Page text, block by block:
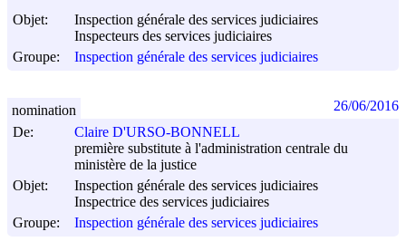
Objet:
Inspection générale des services judiciaires
Inspecteurs des services judiciaires
Groupe:
Inspection générale des services judiciaires
De:
Claire D'URSO-BONNELL
première substitute à l'administration centrale du
ministère de la justice
Objet:
Inspection générale des services judiciaires
Inspectrice des services judiciaires
Groupe:
Inspection générale des services judiciaires
nomination 26/06/2016